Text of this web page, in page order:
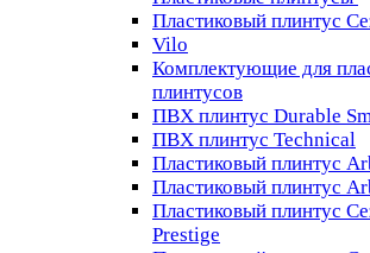
Пластиковый плинтус
Vilo
Комплектующие для
плинтусов
ПВХ плинтус Durable
ПВХ плинтус Technical
Пластиковый плинтус
Пластиковый плинтус
Пластиковый плинтус
Prestige